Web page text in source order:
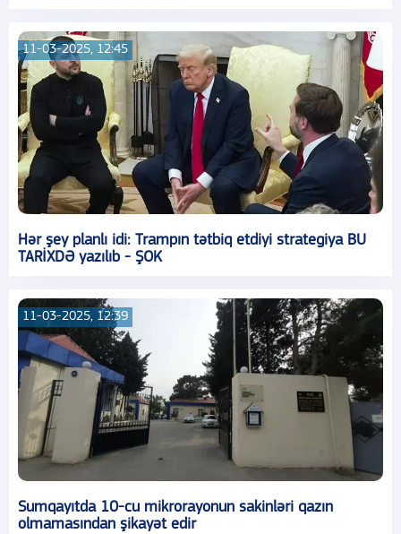
11-03-2025, 12:45
Hər şey planlı idi: Trampın tətbiq etdiyi strategiya BU
TARİXDƏ yazılıb - ŞOK
11-03-2025, 12:39
Sumqayıtda 10-cu mikrorayonun sakinləri qazın
olmamasından şikayət edir